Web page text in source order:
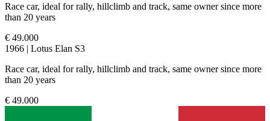
Race car, ideal for rally, hillclimb and track, same owner since more
than 20 years
€ 49.000
1966 | Lotus Elan S3
Race car, ideal for rally, hillclimb and track, same owner since more
than 20 years
€ 49.000